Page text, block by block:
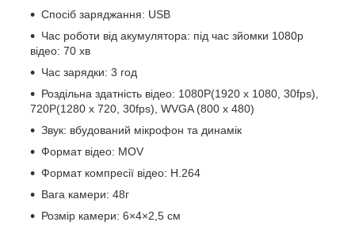
Спосіб заряджання: USB
Час роботи від акумулятора: під час зйомки 1080p
відео: 70 хв
Час зарядки: 3 год
Роздільна здатність відео: 1080P(1920 x 1080, 30fps),
720P(1280 x 720, 30fps), WVGA (800 x 480)
Звук: вбудований мікрофон та динамік
Формат відео: MOV
Формат компресії відео: H.264
Вага камери: 48г
Розмір камери: 6×4×2,5 см